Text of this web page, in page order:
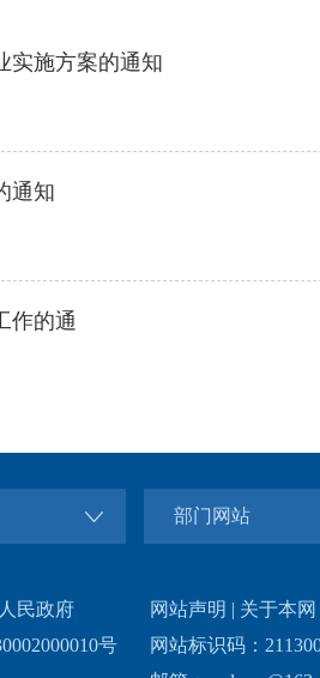
年）的通知
的通知
中提质若干措施》的通知
作管理办法（试行）的通知
部门网站
民政府
号
网站声明 | 关于本网
网站标识码：